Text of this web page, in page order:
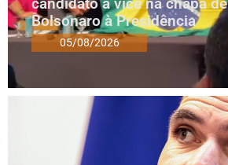
Bolsonaro à Presidência
05/08/2026